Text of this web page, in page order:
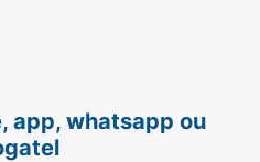
app, whatsapp ou